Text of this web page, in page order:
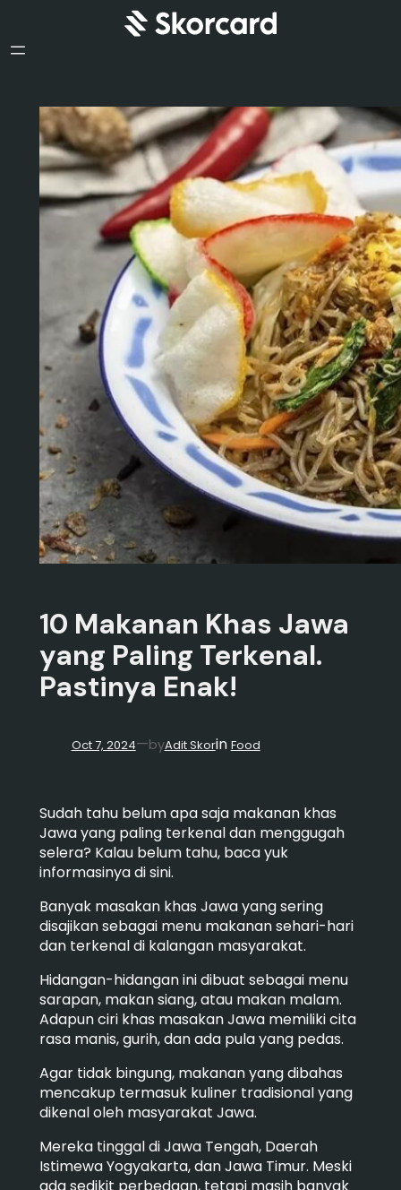
10 Makanan Khas Jawa
yang Paling Terkenal.
Pastinya Enak!
Oct 7, 2024—byAdit Skorin Food
Sudah tahu belum apa saja makanan khas
Jawa yang paling terkenal dan menggugah
selera? Kalau belum tahu, baca yuk
informasinya di sini.
Banyak masakan khas Jawa yang sering
disajikan sebagai menu makanan sehari-hari
dan terkenal di kalangan masyarakat.
Hidangan-hidangan ini dibuat sebagai menu
sarapan, makan siang, atau makan malam.
Adapun ciri khas masakan Jawa memiliki cita
rasa manis, gurih, dan ada pula yang pedas.
Agar tidak bingung, makanan yang dibahas
mencakup termasuk kuliner tradisional yang
dikenal oleh masyarakat Jawa.
Mereka tinggal di Jawa Tengah, Daerah
Istimewa Yogyakarta, dan Jawa Timur. Meski
ada sedikit perbedaan, tetapi masih banyak